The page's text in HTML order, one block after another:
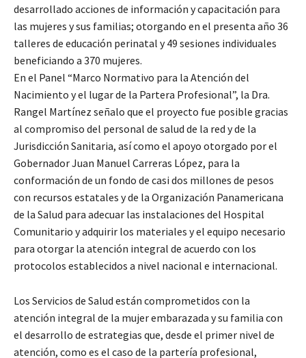
desarrollado acciones de información y capacitación para
las mujeres y sus familias; otorgando en el presenta año 36
talleres de educación perinatal y 49 sesiones individuales
beneficiando a 370 mujeres.
En el Panel “Marco Normativo para la Atención del
Nacimiento y el lugar de la Partera Profesional”, la Dra.
Rangel Martínez señalo que el proyecto fue posible gracias
al compromiso del personal de salud de la red y de la
Jurisdicción Sanitaria, así como el apoyo otorgado por el
Gobernador Juan Manuel Carreras López, para la
conformación de un fondo de casi dos millones de pesos
con recursos estatales y de la Organización Panamericana
de la Salud para adecuar las instalaciones del Hospital
Comunitario y adquirir los materiales y el equipo necesario
para otorgar la atención integral de acuerdo con los
protocolos establecidos a nivel nacional e internacional.
Los Servicios de Salud están comprometidos con la
atención integral de la mujer embarazada y su familia con
el desarrollo de estrategias que, desde el primer nivel de
atención, como es el caso de la partería profesional,